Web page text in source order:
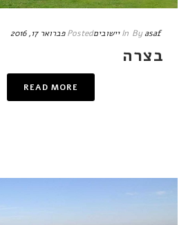
Byasaf
In יישוביםPosted פברואר 17, 2016
בצרה
READ MORE